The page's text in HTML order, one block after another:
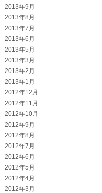
2013年9月
2013年8月
2013年7月
2013年6月
2013年5月
2013年3月
2013年2月
2013年1月
2012年12月
2012年11月
2012年10月
2012年9月
2012年8月
2012年7月
2012年6月
2012年5月
2012年4月
2012年3月